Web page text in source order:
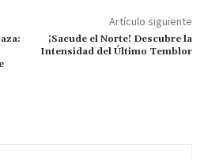
Artículo siguiente
¡Sacude el Norte! Descubre la
Intensidad del Último Temblor